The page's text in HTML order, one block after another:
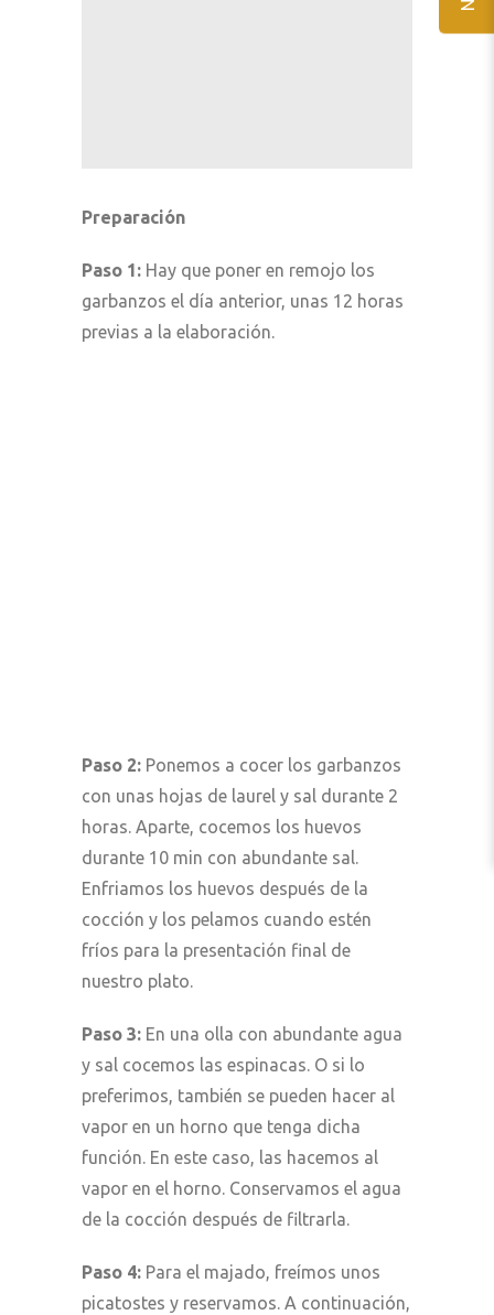
Preparación
Paso 1: Hay que poner en remojo los
garbanzos el día anterior, unas 12 horas
previas a la elaboración.
Paso 2: Ponemos a cocer los garbanzos
con unas hojas de laurel y sal durante 2
horas. Aparte, cocemos los huevos
durante 10 min con abundante sal.
Enfriamos los huevos después de la
cocción y los pelamos cuando estén
fríos para la presentación final de
nuestro plato.
Paso 3: En una olla con abundante agua
y sal cocemos las espinacas. O si lo
preferimos, también se pueden hacer al
vapor en un horno que tenga dicha
función. En este caso, las hacemos al
vapor en el horno. Conservamos el agua
de la cocción después de filtrarla.
Paso 4: Para el majado, freímos unos
picatostes y reservamos. A continuación,